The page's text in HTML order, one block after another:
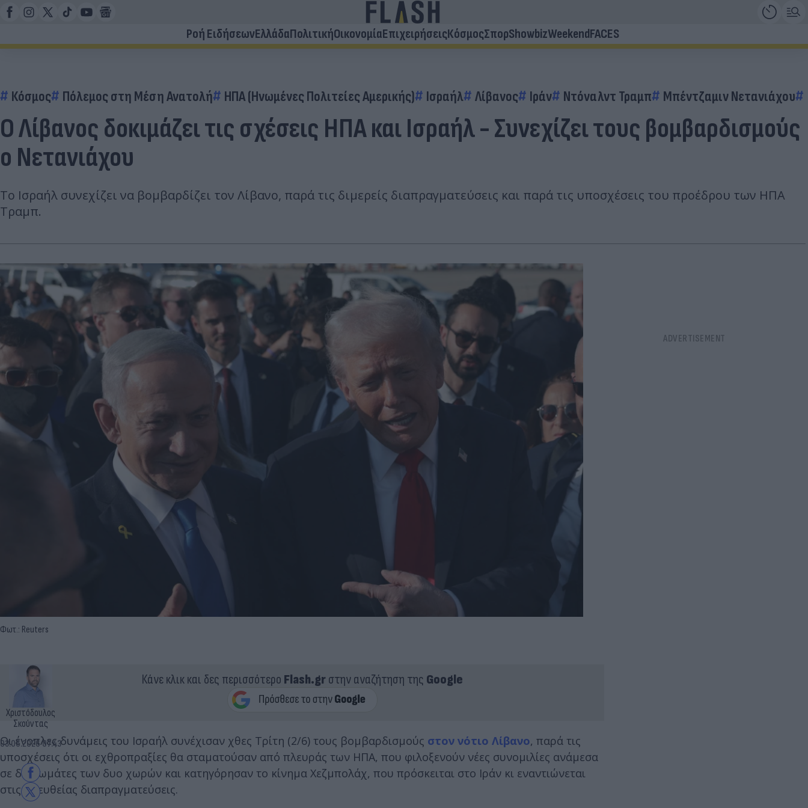
Ροή ΕιδήσεωνΕλλάδαΠολιτικήΟικονομίαΕπιχειρήσειςΚόσμοςΣπορShowbizWeekendFACES
Κόσμος Πόλεμος στη Μέση Ανατολή ΗΠΑ (Ηνωμένες Πολιτείες Αμερικής) Ισραήλ Λίβανος Ιράν Ντόναλντ Τραμπ Μπέντζαμιν Νετανιάχου
Ο Λίβανος δοκιμάζει τις σχέσεις ΗΠΑ και Ισραήλ - Συνεχίζει τους βομβαρδισμούς
ο Νετανιάχου
Το Ισραήλ συνεχίζει να βομβαρδίζει τον Λίβανο, παρά τις διμερείς διαπραγματεύσεις και παρά τις υποσχέσεις του προέδρου των ΗΠΑ
Τραμπ.
Φωτ.: Reuters
Χριστόδουλος
Σκούντας
03.06.2026 07:43
Κάνε κλικ και δες περισσότερο Flash.grστην αναζήτηση της Google
Οι ένοπλες δυνάμεις του Ισραήλ συνέχισαν χθες Τρίτη (2/6) τους βομβαρδισμούς στον νότιο Λίβανο, παρά τις
υποσχέσεις ότι οι εχθροπραξίες θα σταματούσαν από πλευράς των ΗΠΑ, που φιλοξενούν νέες συνομιλίες ανάμεσα
σε διπλωμάτες των δυο χωρών και κατηγόρησαν το κίνημα Χεζμπολάχ, που πρόσκειται στο Ιράν κι εναντιώνεται
στις απευθείας διαπραγματεύσεις.